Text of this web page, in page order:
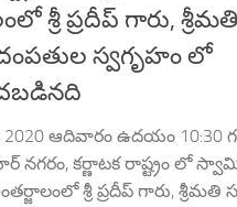
శ్రీ ప్రదీప్ గారు,
స్వగృహం లో
ఆదివారం ఉదయం 10:30
నగరం, కర్ణాటక రాష్ట్రం లో
శ్రీ ప్రదీప్ గారు, శ్రీమతి